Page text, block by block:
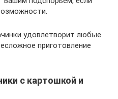
удовлетворит любые
приготовление
с картошкой и